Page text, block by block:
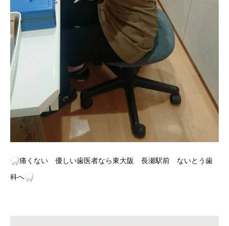
痛くない 優しい歯医者なら東大阪 長瀬駅前 ないとう歯
科へ